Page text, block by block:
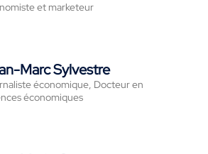
et marketeur
Marc Sylvestre
économique, Docteur en
économiques